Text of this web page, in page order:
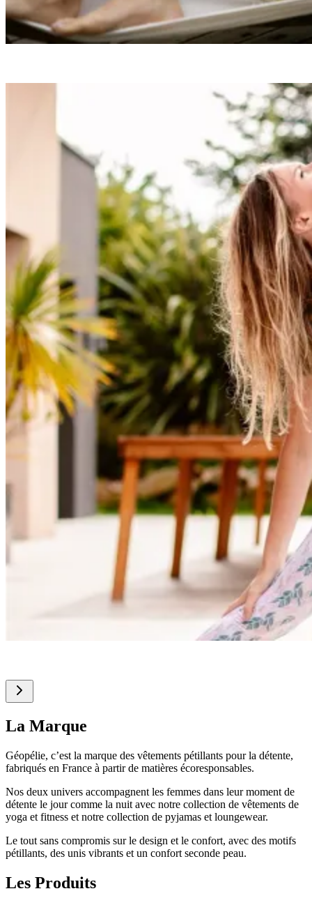
La Marque
Géopélie, c’est la marque des vêtements pétillants pour la détente,
fabriqués en France à partir de matières écoresponsables.
Nos deux univers accompagnent les femmes dans leur moment de
détente le jour comme la nuit avec notre collection de vêtements de
yoga et fitness et notre collection de pyjamas et loungewear.
Le tout sans compromis sur le design et le confort, avec des motifs
pétillants, des unis vibrants et un confort seconde peau.
Les Produits